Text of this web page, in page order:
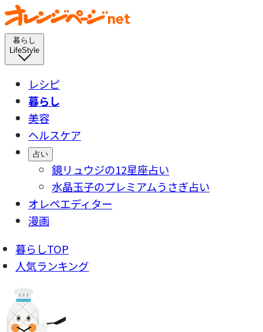
暮らし
LifeStyle
レシピ
暮らし
美容
ヘルスケア
占い
鏡リュウジの12星座占い
水晶玉子のプレミアムうさぎ占い
オレペエディター
漫画
暮らしTOP
人気ランキング